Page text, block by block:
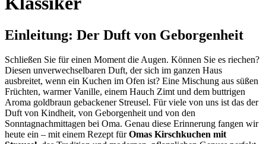
Einleitung: Der Duft von Geborgenheit
Schließen Sie für einen Moment die Augen. Können Sie es riechen?
Diesen unverwechselbaren Duft, der sich im ganzen Haus
ausbreitet, wenn ein Kuchen im Ofen ist? Eine Mischung aus süßen
Früchten, warmer Vanille, einem Hauch Zimt und dem buttrigen
Aroma goldbraun gebackener Streusel. Für viele von uns ist das der
Duft von Kindheit, von Geborgenheit und von den
Sonntagnachmittagen bei Oma. Genau diese Erinnerung fangen wir
heute ein – mit einem Rezept fürOmas Kirschkuchen mit